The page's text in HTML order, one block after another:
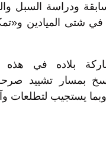
ودراسة السبل
في شتى الميادين
بلاده في هذه
بمسار تشييد
وبما يستجيب